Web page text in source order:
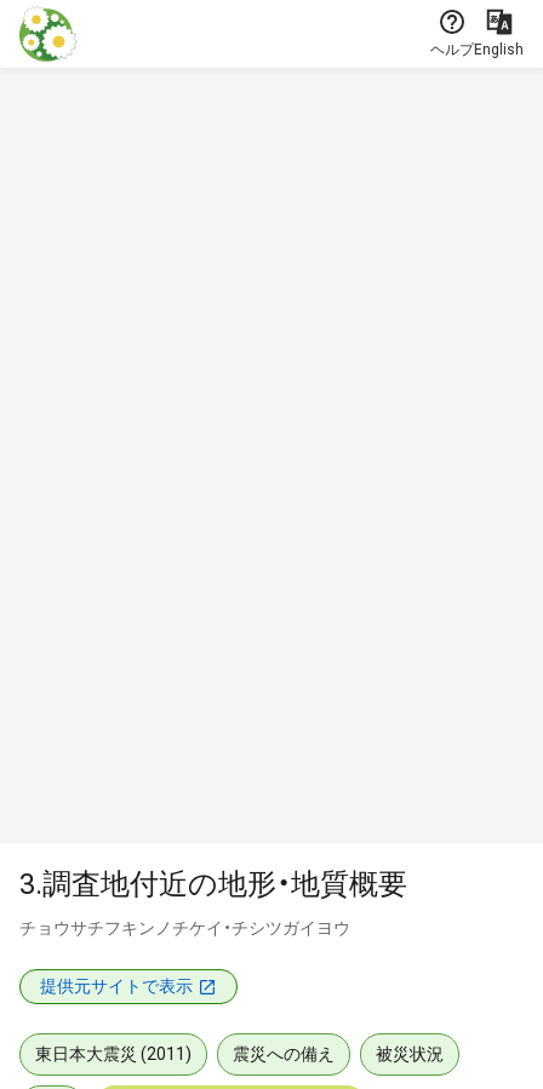
本文に飛ぶ
ヘルプEnglish
3.調査地付近の地形・地質概要
チョウサチフキンノチケイ・チシツガイヨウ
提供元サイトで表示
東日本大震災 (2011) 震災への備え 被災状況